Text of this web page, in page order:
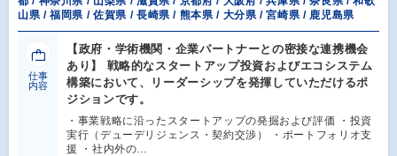
山県 / 福岡県 / 佐賀県 / 長崎県 / 熊本県 / 大分県 / 宮崎県 / 鹿児島県
仕事
内容
【政府・学術機関・企業パートナーとの密接な連携機会
あり】 戦略的なスタートアップ投資およびエコシステム
構築において、リーダーシップを発揮していただけるポ
ジションです。
・事業戦略に沿ったスタートアップの発掘および評価 ・投資
実行（デューデリジェンス・契約交渉） ・ポートフォリオ支
援 ・社内外の…